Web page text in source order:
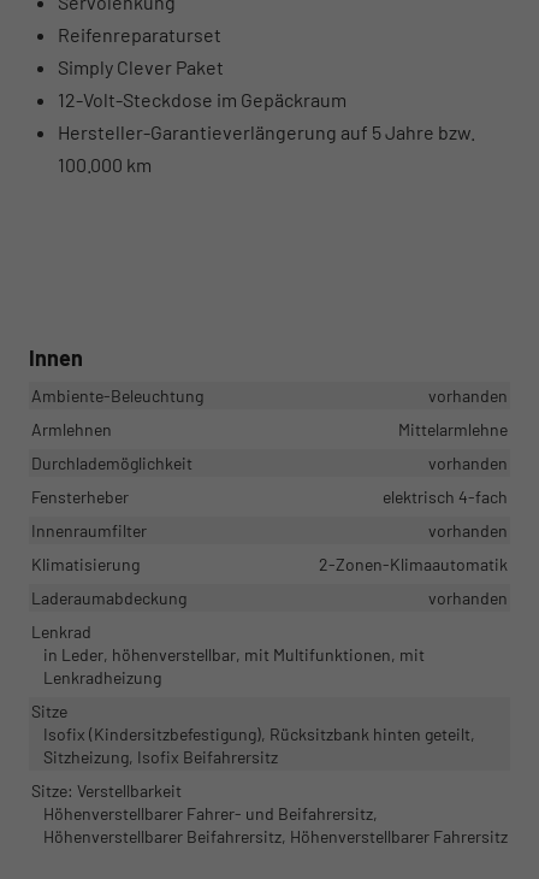
Reifenreparaturset
Simply Clever Paket
12-Volt-Steckdose im Gepäckraum
Hersteller-Garantieverlängerung auf 5 Jahre bzw.
100.000 km
Innen
Ambiente-Beleuchtung
vorhanden
Armlehnen
Mittelarmlehne
Durchlademöglichkeit
vorhanden
Fensterheber
elektrisch 4-fach
Innenraumfilter
vorhanden
Klimatisierung
2-Zonen-Klimaautomatik
Laderaumabdeckung
vorhanden
Lenkrad
in Leder, höhenverstellbar, mit Multifunktionen, mit
Lenkradheizung
Sitze
Isofix (Kindersitzbefestigung), Rücksitzbank hinten geteilt,
Sitzheizung, Isofix Beifahrersitz
Sitze: Verstellbarkeit
Höhenverstellbarer Fahrer- und Beifahrersitz,
Höhenverstellbarer Beifahrersitz, Höhenverstellbarer Fahrersitz